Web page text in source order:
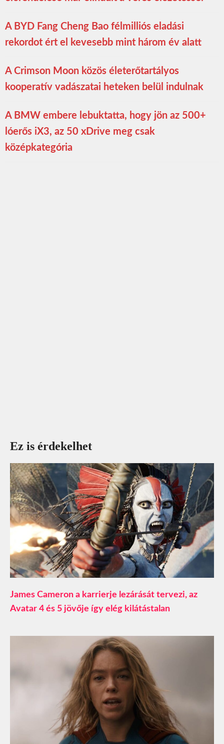
A BYD Fang Cheng Bao félmilliós eladási
rekordot ért el kevesebb mint három év alatt
A Crimson Moon közös életerőtartályos
kooperatív vadászatai heteken belül indulnak
A BMW embere lebuktatta, hogy jön az 500+
lóerős iX3, az 50 xDrive meg csak
középkategória
Ez is érdekelhet
James Cameron a karrierje lezárását tervezi, az
Avatar 4 és 5 jövője így elég kilátástalan